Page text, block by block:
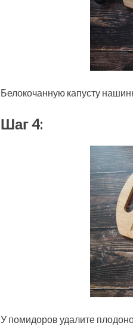
Белокочанную капусту
Шаг 4:
У помидоров удалите